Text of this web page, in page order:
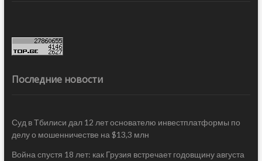
Последние новости
Суд в Тбилиси дал 12 лет основателю инвестплатформы по
делу о мошенничестве на $13,3 млн
Война спустя 18 лет: как Грузия встречает годовщину августа